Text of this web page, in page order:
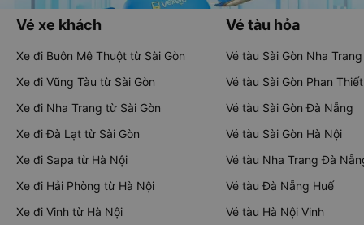
Vé xe khách
Xe đi Buôn Mê Thuột từ Sài Gòn
Xe đi Vũng Tàu từ Sài Gòn
Xe đi Nha Trang từ Sài Gòn
Xe đi Đà Lạt từ Sài Gòn
Xe đi Sapa từ Hà Nội
Xe đi Hải Phòng từ Hà Nội
Xe đi Vinh từ Hà Nội
Vé tàu hỏa
Vé tàu Sài Gòn Nha Trang
Vé tàu Sài Gòn Phan Thiết
Vé tàu Sài Gòn Đà Nẵng
Vé tàu Sài Gòn Hà Nội
Vé tàu Nha Trang Đà
Vé tàu Đà Nẵng Huế
Vé tàu Hà Nội Vinh